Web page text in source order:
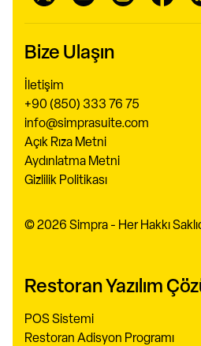
Bize Ulaşın
İletişim
+90 (850) 333 76 75
info@simprasuite.com
Açık Rıza Metni
Aydınlatma Metni
Gizlilik Politikası
© 2026 Simpra - Her Hakkı
Restoran Yazılım
POS Sistemi
Restoran Adisyon Programı